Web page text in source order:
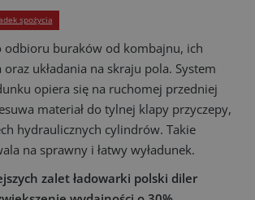
spożycia
odbioru buraków od kombajnu, ich
oraz układania na skraju pola. System
opiera się na ruchomej przedniej
materiał do tylnej klapy przyczepy,
hydraulicznych cylindrów. Takie
na sprawny i łatwy wyładunek.
zalet ładowarki polski diler